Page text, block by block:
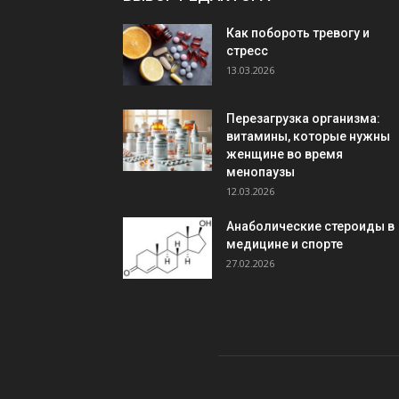
Как побороть тревогу и
стресс
13.03.2026
Перезагрузка организма:
витамины, которые нужны
женщине во время
менопаузы
12.03.2026
Анаболические стероиды в
медицине и спорте
27.02.2026